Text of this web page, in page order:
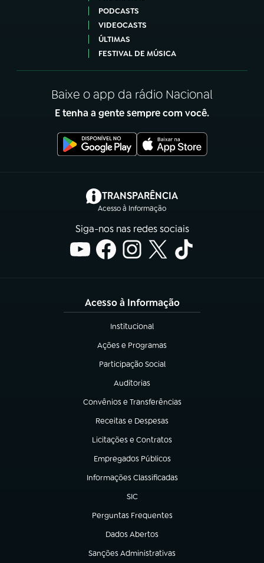
PODCASTS
VIDEOCASTS
ÚLTIMAS
FESTIVAL DE MÚSICA
Baixe o app da rádio Nacional
E tenha a gente sempre com você.
TRANSPARÊNCIA
Acesso à Informação
(abre em nova aba)
Siga-nos nas redes sociais
Acesso à Informação
Institucional
(abre em nova aba)
Ações e Programas
(abre em nova aba)
Participação Social
(abre em nova aba)
Auditorias
(abre em nova aba)
Convênios e Transferências
(abre em nova aba)
Receitas e Despesas
(abre em nova aba)
Licitações e Contratos
(abre em nova aba)
Empregados Públicos
(abre em nova aba)
Informações Classificadas
(abre em nova aba)
SIC
(abre em nova aba)
Perguntas Frequentes
(abre em nova aba)
Dados Abertos
(abre em nova aba)
Sanções Administrativas
(abre em nova aba)